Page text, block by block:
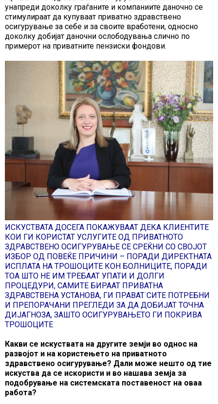
унапреди доколку граѓаните и компаниите даночно се
стимулираат да купуваат приватно здравствено
осигурување за себе и за своите вработени, односно
доколку добијат даночни ослободувања слично по
примерот на приватните пензиски фондови.
ИСКУСТВАТА ДОСЕГА ПОКАЖУВААТ ДЕКА КЛИЕНТИТЕ
КОИ ГИ КОРИСТАТ УСЛУГИТЕ ОД ПРИВАТНОТО
ЗДРАВСТВЕНО ОСИГУРУВАЊЕ СЕ СРЕЌНИ СО СВОЈОТ
ИЗБОР ОД ПОВЕЌЕ ПРИЧИНИ – ПОРАДИ ДИРЕКТНАТА
ИСПЛАТА НА ТРОШОЦИТЕ КОН БОЛНИЦИТЕ, ПОРАДИ
ТОА ШТО НЕ ИМ ТРЕБААТ УПАТИ И ДОЛГИ
ПРОЦЕДУРИ, САМИТЕ БИРААТ ПРИВАТНА
ЗДРАВСТВЕНА УСТАНОВА, ГИ ПРАВАТ СИТЕ ПОТРЕБНИ
И ПРЕПОРАЧАНИ ПРЕГЛЕДИ ЗА ДА ДОБИЈАТ ТОЧНА
ДИЈАГНОЗА, ЗАШТО ОСИГУРУВАЊЕТО ГИ ПОКРИВА
ТРОШОЦИТЕ
Какви се искуствата на другите земји во однос на
развојот и на користењето на приватното
здравствено осигурување? Дали може нешто од тие
искуства да се искористи и во нашава земја за
подобрување на системската поставеност на оваа
работа?